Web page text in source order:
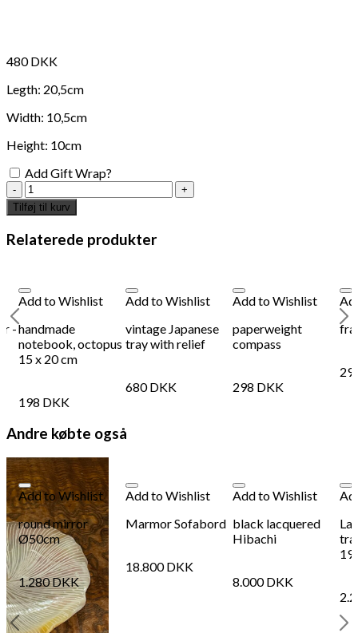
480DKK
Legth: 20,5cm
Width: 10,5cm
Height: 10cm
Add Gift Wrap?
antique
style
tricket
box
antal
Tilføj til kurv
Relaterede produkter
-
Add to Wishlist
handmade
notebook, octopus
15 x 20 cm
198 DKK
Add to Wishlist
vintage Japanese
tray with relief
680DKK
Add to Wishlist
paperweight
compass
298 DKK
Andre købte også
Add to Wishlist
round mirror
Ø50cm
1.280DKK
Add to Wishlist
Marmor Sofabord
18.800DKK
Add to Wishlist
black lacquered
Hibachi
8.000DKK